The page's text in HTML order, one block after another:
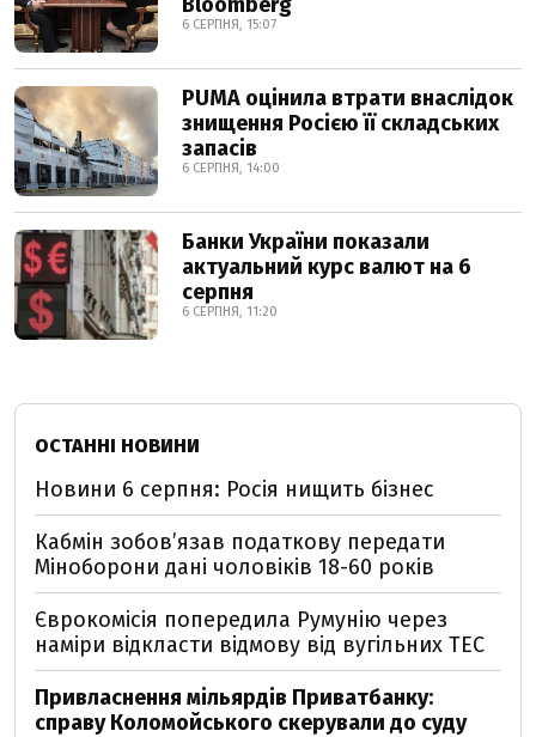
6 СЕРПНЯ, 15:07
PUMA оцінила втрати внаслідок
знищення Росією її складських
запасів
6 СЕРПНЯ, 14:00
Банки України показали
актуальний курс валют на 6
серпня
6 СЕРПНЯ, 11:20
ОСТАННІ НОВИНИ
Новини 6 серпня: Росія нищить бізнес
Кабмін зобовʼязав податкову передати
Міноборони дані чоловіків 18-60 років
Єврокомісія попередила Румунію через
наміри відкласти відмову від вугільних ТЕС
Привласнення мільярдів Приватбанку:
справу Коломойського скерували до суду